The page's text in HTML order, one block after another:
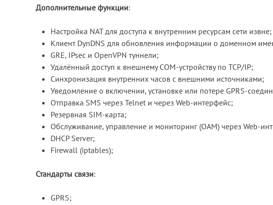
Дополнительные функции:
Настройка NAT для доступа к внутренним ресурсам сети извне;
Клиент DynDNS для обновления информации о доменном
GRE, IPsec и OpenVPN туннели;
Удалённый доступ к внешнему СОМ-устройству по TCP/IP;
Синхронизация внутренних часов с внешними источниками;
Уведомление о включении, установке или потере GPRS-
Отправка SMS через Telnet и через Web-интерфейс;
Резервная SIM-карта;
Обслуживание, управление и мониторинг (OAM) через Web-
DHСP Server;
Firewall (iptables);
Стандарты связи:
GPRS;